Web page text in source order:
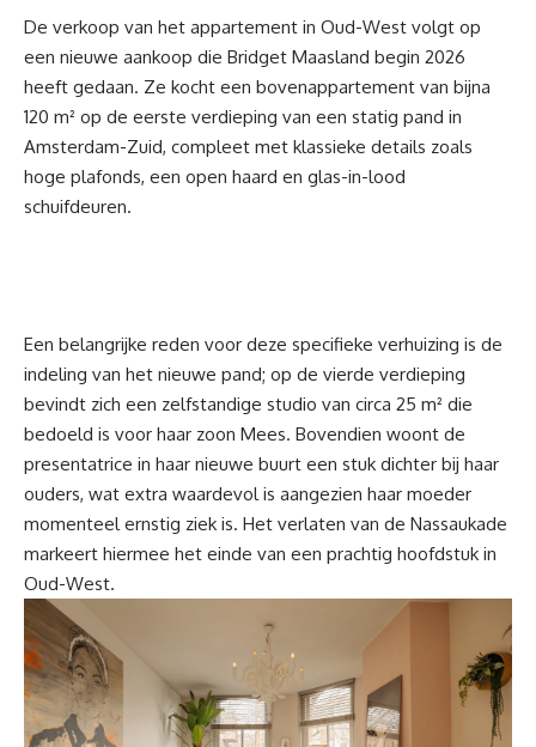
De verkoop van het appartement in Oud-West volgt op
een nieuwe aankoop die Bridget Maasland begin 2026
heeft gedaan. Ze kocht een bovenappartement van bijna
120 m² op de eerste verdieping van een statig pand in
Amsterdam-Zuid, compleet met klassieke details zoals
hoge plafonds, een open haard en glas-in-lood
schuifdeuren.
Een belangrijke reden voor deze specifieke verhuizing is de
indeling van het nieuwe pand; op de vierde verdieping
bevindt zich een zelfstandige studio van circa 25 m² die
bedoeld is voor haar zoon Mees. Bovendien woont de
presentatrice in haar nieuwe buurt een stuk dichter bij haar
ouders, wat extra waardevol is aangezien haar moeder
momenteel ernstig ziek is. Het verlaten van de Nassaukade
markeert hiermee het einde van een prachtig hoofdstuk in
Oud-West.